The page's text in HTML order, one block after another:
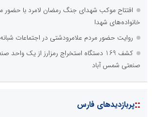
افتتاح موکب شهدای جنگ رمضان لامرد با حضور
خانواده‌های شهدا
روایت حضور مردم علامرودشتی در اجتماعات شبانه
کشف 169 دستگاه استخراج رمزارز از یک
صنعتی شمس آباد
::پربازدیدهای فارس